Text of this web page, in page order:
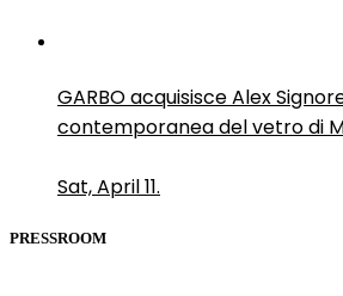
GARBO acquisisce Alex
contemporanea del vetro di
Sat, April 11.
PRESSROOM